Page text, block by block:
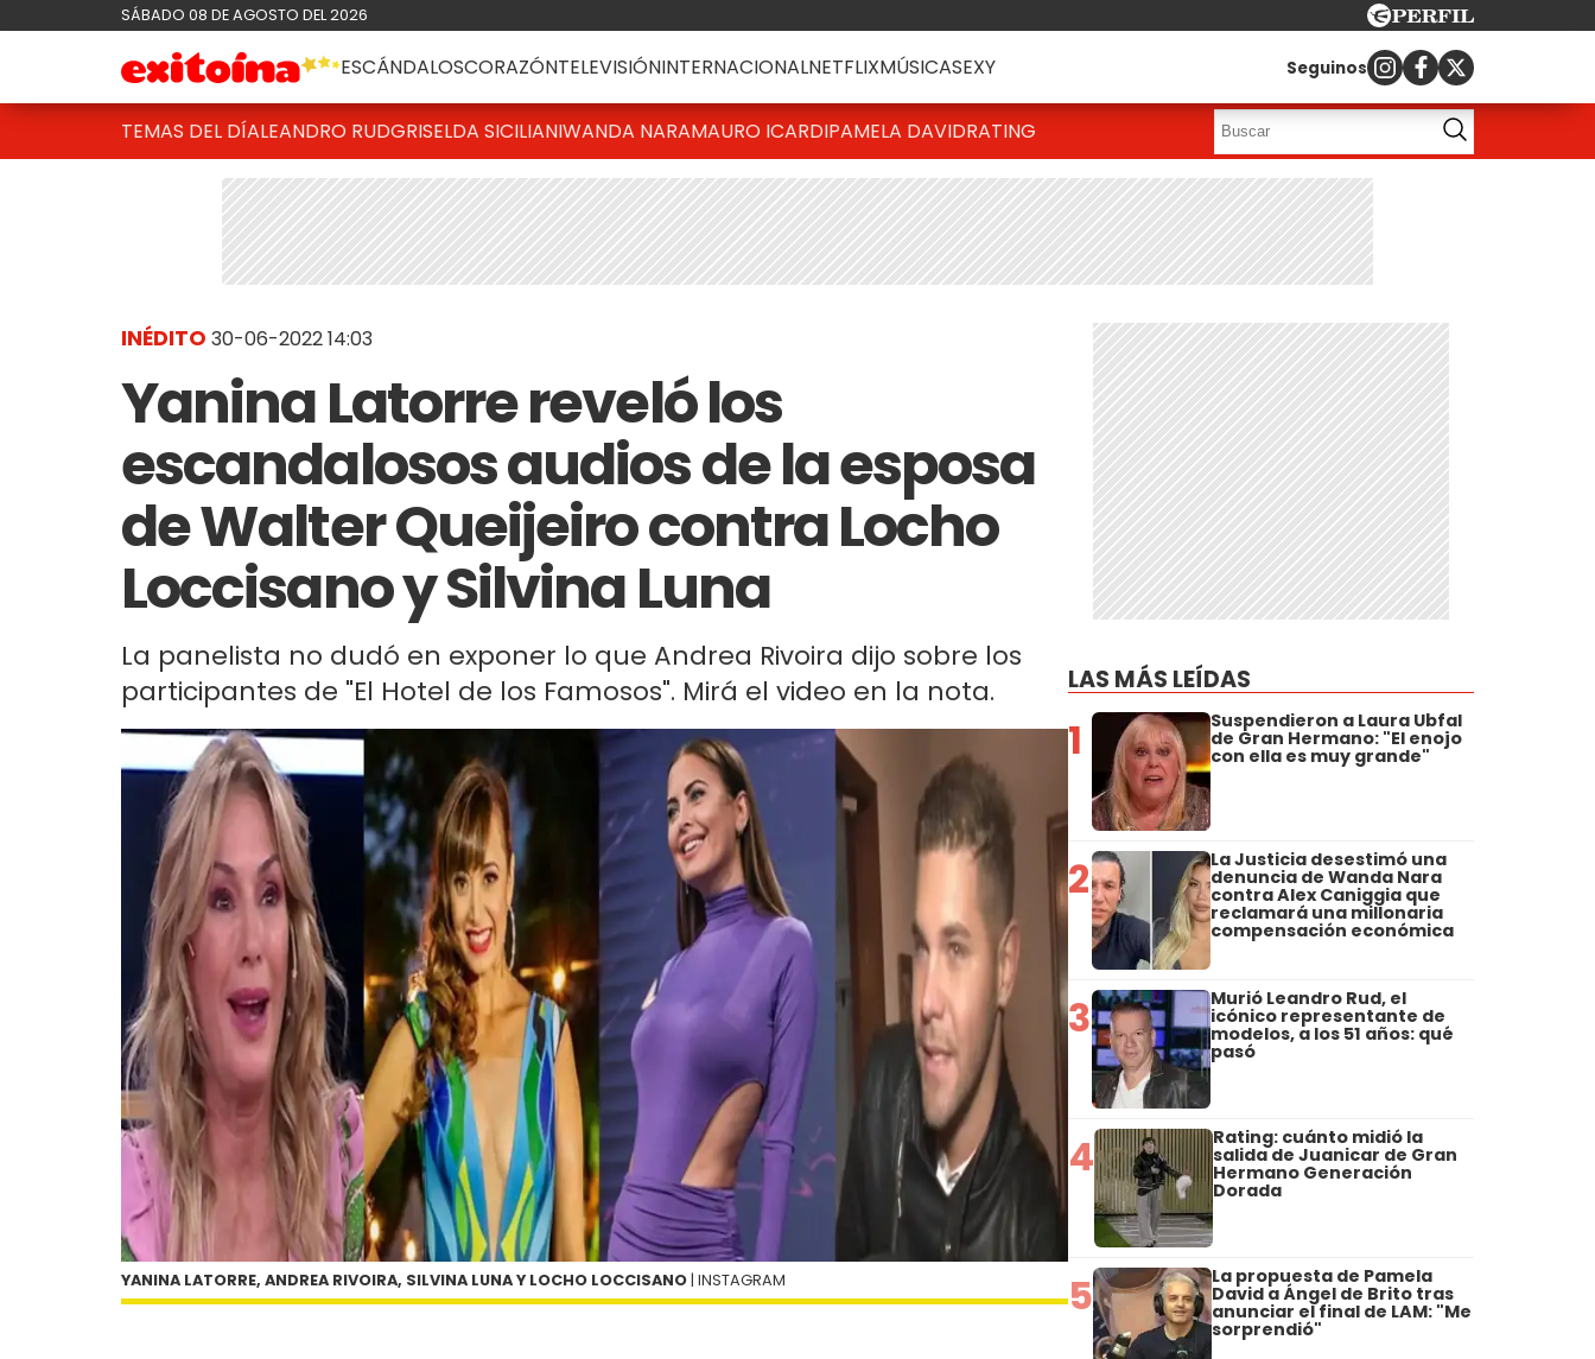
SÁBADO 08 DE AGOSTO DEL 2026
ESCÁNDALOSCORAZÓNTELEVISIÓNINTERNACIONALNETFLIXMÚSICASEXY Seguinos
TEMAS DEL DÍALEANDRO RUDGRISELDA SICILIANIWANDA NARAMAURO ICARDIPAMELA DAVIDRATING
INÉDITO 30-06-2022 14:03
Yanina Latorre reveló los
escandalosos audios de la esposa
de Walter Queijeiro contra Locho
Loccisano y Silvina Luna
La panelista no dudó en exponer lo que Andrea Rivoira dijo sobre los
participantes de "El Hotel de los Famosos". Mirá el video en la nota.
YANINA LATORRE, ANDREA RIVOIRA, SILVINA LUNA Y LOCHO LOCCISANO | INSTAGRAM
LAS MÁS LEÍDAS
1 Suspendieron a Laura Ubfal
de Gran Hermano: "El enojo
con ella es muy grande"
2 La Justicia desestimó una
denuncia de Wanda Nara
contra Alex Caniggia que
reclamará una millonaria
compensación económica
3 Murió Leandro Rud, el
icónico representante de
modelos, a los 51 años: qué
pasó
4 Rating: cuánto midió la
salida de Juanicar de Gran
Hermano Generación
Dorada
5 La propuesta de Pamela
David a Ángel de Brito tras
anunciar el final de LAM: "Me
sorprendió"